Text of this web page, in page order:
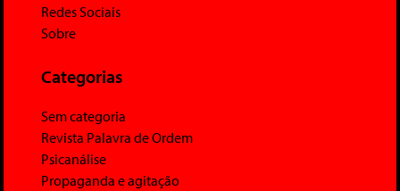
Redes Sociais
Sobre
Categorias
Sem categoria
Revista Palavra de Ordem
Psicanálise
Propaganda e agitação